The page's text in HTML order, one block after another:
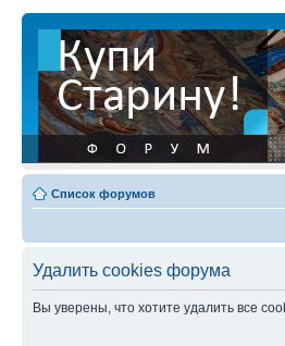
Список форумов
Удалить cookies форума
Вы уверены, что хотите удалить все